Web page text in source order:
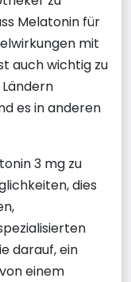
Melatonin für
mit
auch wichtig zu
es in anderen
3 mg zu
dies
darauf, ein
einem